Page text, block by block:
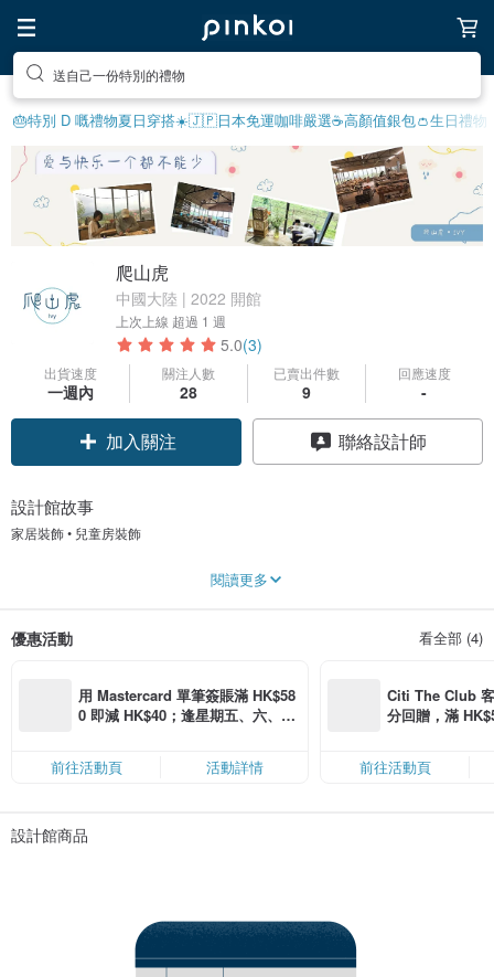
送自己一份特別的禮物
🎂特別 D 嘅禮物夏日穿搭☀️🇯🇵日本免運咖啡嚴選☕️高顏值銀包👛生日禮物
爬山虎
中國大陸 | 2022 開館
上次上線 超過 1 週
5.0(3)
出貨速度
一週內
關注人數
28
已賣出件數
9
回應速度
-
加入關注 聯絡設計師
設計館故事
家居裝飾 • 兒童房裝飾
我們是一家位於中國大陸的木作設計與加工的工作室，從事木作9年，有極强的口
碑與設計經驗，一直保持精緻，樂活的宗旨與態度。
品牌寓意 讓生活如爬山虎一樣綠色健康向上。
婉兮孌兮，總角丱兮。 未幾見兮，突而弁兮。 《國風·齊風·甫田》
閱讀更多
優惠活動 看全部 (4)
用 Mastercard 單筆簽賬滿 HK$58
0 即減 HK$40；逢星期五、六、日
卡」結帳）
前往活動頁 活動詳情
Citi The Club
分回贈，滿
前往活動頁
設計館商品